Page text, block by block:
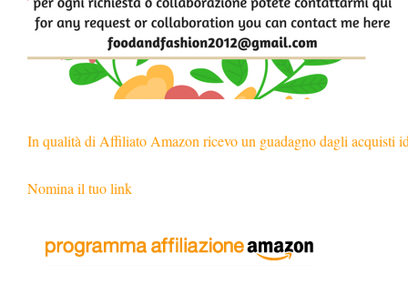
In qualità di Affiliato Amazon ricevo un guadagno dagli acquisti
Nomina il tuo link